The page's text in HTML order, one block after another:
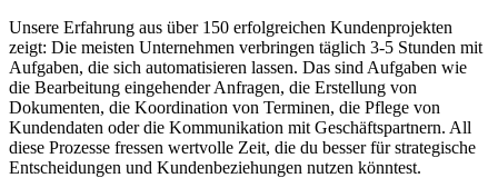
Unsere Erfahrung aus über 150 erfolgreichen Kundenprojekten
zeigt: Die meisten Unternehmen verbringen täglich 3-5 Stunden mit
Aufgaben, die sich automatisieren lassen. Das sind Aufgaben wie
die Bearbeitung eingehender Anfragen, die Erstellung von
Dokumenten, die Koordination von Terminen, die Pflege von
Kundendaten oder die Kommunikation mit Geschäftspartnern. All
diese Prozesse fressen wertvolle Zeit, die du besser für strategische
Entscheidungen und Kundenbeziehungen nutzen könntest.